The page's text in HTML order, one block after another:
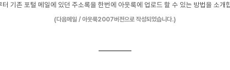
터 기존 포털 메일에 있던 주소록을 한번에 아웃룩에 업로드 할 수 있는 방법을 소개
(다음메일 / 아웃룩2007버전으로 작성되었습니다.)